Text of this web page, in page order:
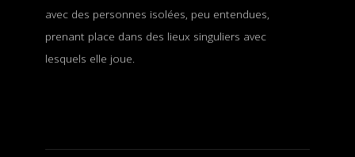
avec des personnes isolées, peu entendues,
prenant place dans des lieux singuliers avec
lesquels elle joue.